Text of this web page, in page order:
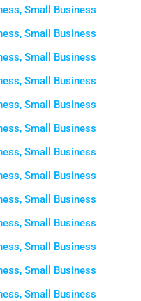
Small Business
Small Business
Small Business
Small Business
Small Business
Small Business
Small Business
Small Business
Small Business
Small Business
Small Business
Small Business
Small Business